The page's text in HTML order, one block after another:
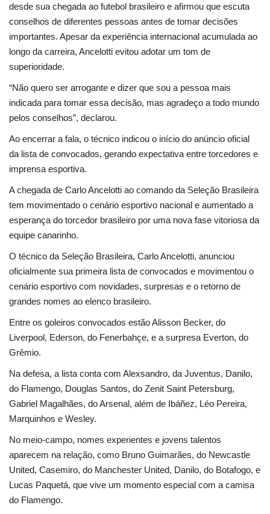
desde sua chegada ao futebol brasileiro e afirmou que escuta
conselhos de diferentes pessoas antes de tomar decisões
importantes. Apesar da experiência internacional acumulada ao
longo da carreira, Ancelotti evitou adotar um tom de
superioridade.
“Não quero ser arrogante e dizer que sou a pessoa mais
indicada para tomar essa decisão, mas agradeço a todo mundo
pelos conselhos”, declarou.
Ao encerrar a fala, o técnico indicou o início do anúncio oficial
da lista de convocados, gerando expectativa entre torcedores e
imprensa esportiva.
A chegada de Carlo Ancelotti ao comando da Seleção Brasileira
tem movimentado o cenário esportivo nacional e aumentado a
esperança do torcedor brasileiro por uma nova fase vitoriosa da
equipe canarinho.
O técnico da Seleção Brasileira, Carlo Ancelotti, anunciou
oficialmente sua primeira lista de convocados e movimentou o
cenário esportivo com novidades, surpresas e o retorno de
grandes nomes ao elenco brasileiro.
Entre os goleiros convocados estão Alisson Becker, do
Liverpool, Ederson, do Fenerbahçe, e a surpresa Everton, do
Grêmio.
Na defesa, a lista conta com Alexsandro, da Juventus, Danilo,
do Flamengo, Douglas Santos, do Zenit Saint Petersburg,
Gabriel Magalhães, do Arsenal, além de Ibáñez, Léo Pereira,
Marquinhos e Wesley.
No meio-campo, nomes experientes e jovens talentos
aparecem na relação, como Bruno Guimarães, do Newcastle
United, Casemiro, do Manchester United, Danilo, do Botafogo, e
Lucas Paquetá, que vive um momento especial com a camisa
do Flamengo.